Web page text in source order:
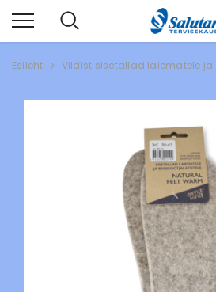
Esileht Vildist sisetallad laiematele